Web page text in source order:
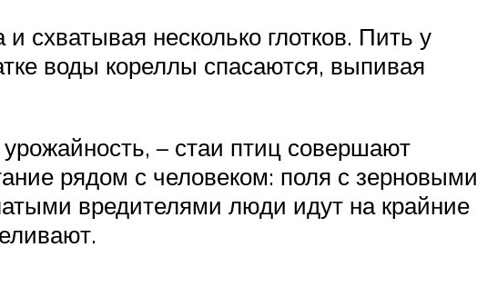
схватывая несколько глотков. Пить у
воды кореллы спасаются, выпивая
– стаи птиц совершают
рядом с человеком: поля с зерновыми
вредителями люди идут на крайние